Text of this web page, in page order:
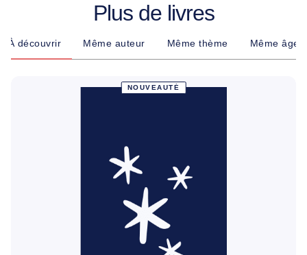
Plus de livres
À découvrir Même auteur Même thème Même âge
NOUVEAUTÉ